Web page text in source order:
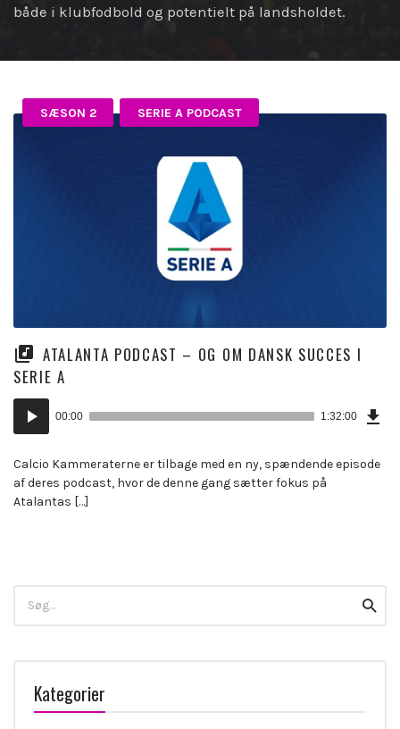
både i klubfodbold og potentielt på landsholdet.
SÆSON 2 SERIE A PODCAST
ATALANTA PODCAST – OG OM DANSK SUCCES I
SERIE A
Lydafspiller
00:00 1:32:00
Calcio Kammeraterne er tilbage med en ny, spændende episode
af deres podcast, hvor de denne gang sætter fokus på
Atalantas […]
for:
Kategorier